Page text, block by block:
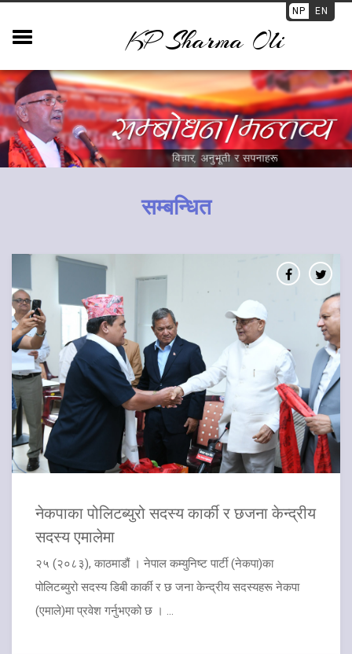
NP EN
KP Sharma Oli
सम्बन्धित
नेकपाका पोलिटब्युरो सदस्य कार्की र छजना केन्द्रीय
सदस्य एमालेमा
२५ (२०८३), काठमाडौं । नेपाल कम्युनिष्ट पार्टी (नेकपा)का
पोलिटब्युरो सदस्य डिबी कार्की र छ जना केन्द्रीय सदस्यहरू नेकपा
(एमाले)मा प्रवेश गर्नुभएको छ । ...